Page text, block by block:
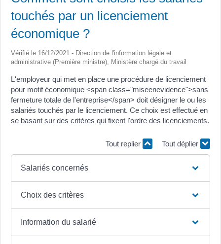
touchés par un licenciement
économique ?
Vérifié le 16/12/2021 - Direction de l'information légale et
administrative (Première ministre), Ministère chargé du travail
L'employeur qui met en place une procédure de licenciement
pour motif économique <span class="miseenevidence">sans
fermeture totale de l'entreprise</span> doit désigner le ou les
salariés touchés par le licenciement. Ce choix est effectué en
se basant sur des critères qui fixent l'ordre des licenciements.
Tout replier Tout déplier
Salariés concernés
Choix des critères
Information du salarié